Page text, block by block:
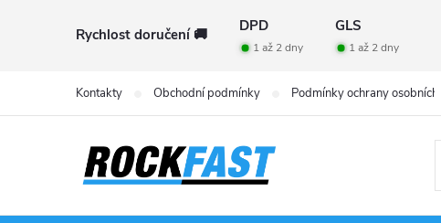
Rychlost doručení 🚚 DPD GLS
1 až 2 dny 1 až 2 dny
Kontakty Obchodní podmínky Podmínky ochrany osobních